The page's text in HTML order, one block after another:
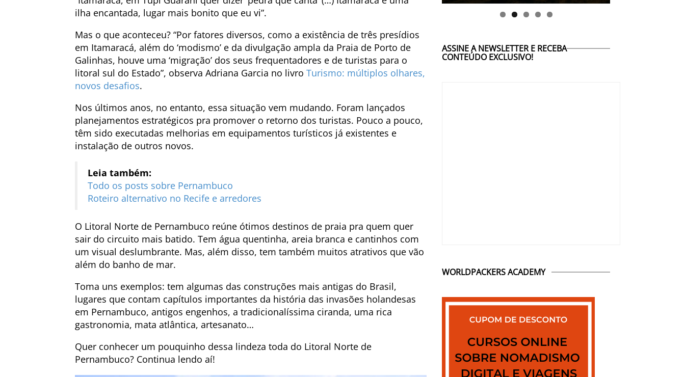
ilha encantada, lugar mais bonito que eu vi”.
Mas o que aconteceu? “Por fatores diversos, como a existência de três presídios
em Itamaracá, além do ‘modismo’ e da divulgação ampla da Praia de Porto de
Galinhas, houve uma ‘migração’ dos seus frequentadores e de turistas para o
litoral sul do Estado”, observa Adriana Garcia no livro Turismo: múltiplos olhares,
novos desafios.
Nos últimos anos, no entanto, essa situação vem mudando. Foram lançados
planejamentos estratégicos pra promover o retorno dos turistas. Pouco a pouco,
têm sido executadas melhorias em equipamentos turísticos já existentes e
instalação de outros novos.
Leia também:
Todo os posts sobre Pernambuco
Roteiro alternativo no Recife e arredores
O Litoral Norte de Pernambuco reúne ótimos destinos de praia pra quem quer
sair do circuito mais batido. Tem água quentinha, areia branca e cantinhos com
um visual deslumbrante. Mas, além disso, tem também muitos atrativos que vão
além do banho de mar.
Toma uns exemplos: tem algumas das construções mais antigas do Brasil,
lugares que contam capítulos importantes da história das invasões holandesas
em Pernambuco, antigos engenhos, a tradicionalíssima ciranda, uma rica
gastronomia, mata atlântica, artesanato…
Quer conhecer um pouquinho dessa lindeza toda do Litoral Norte de
Pernambuco? Continua lendo aí!
ASSINE A NEWSLETTER E RECEBA
CONTEÚDO EXCLUSIVO!
WORLDPACKERS ACADEMY